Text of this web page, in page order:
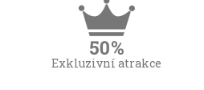
Exkluzivní atrakce